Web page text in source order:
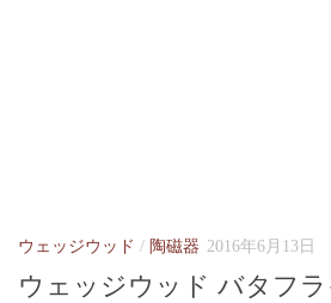
ウェッジウッド / 陶磁器 2016年6月13日
ウェッジウッド バタフ